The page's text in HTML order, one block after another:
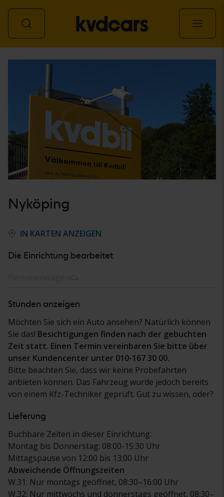
Alle Fahrzeuge
Nyköping
IN KARTEN ANZEIGEN
Die Einrichtung bearbeitet
Stunden anzeigen
Möchten Sie sich ein Auto ansehen? Natürlich können
Sie das! Besichtigungen finden nach der gebuchten
Zeit statt. Einen Termin vereinbaren Sie bitte über
unser Kundencenter unter 010-167 30 00.
Bitte beachten Sie, dass wir keine Probefahrten
anbieten können. Das Fahrzeug wurde jedoch bereits
von einem Kfz-Techniker geprüft. Gut zu wissen, oder?
Lieferung
Buchbare Zeiten in dieser Einrichtung:
Montag bis Donnerstag: 08:00-15:30 Uhr
Mittagspause von 12:00 bis 13:00 Uhr
Abweichende Öffnungszeiten
W.31: Nur montags geöffnet, 08:30–16:00 Uhr
W.32: Nur mittwochs und donnerstags geöffnet, 08:30–